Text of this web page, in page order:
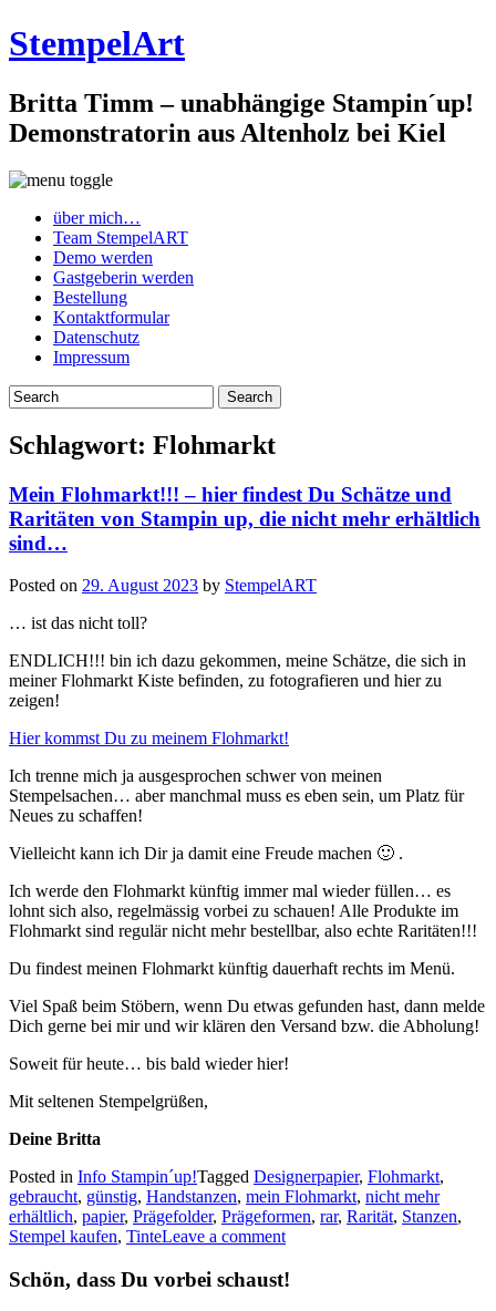
StempelArt
Britta Timm – unabhängige Stampin´up!
Demonstratorin aus Altenholz bei Kiel
über mich…
Team StempelART
Demo werden
Gastgeberin werden
Bestellung
Kontaktformular
Datenschutz
Impressum
Schlagwort: Flohmarkt
Mein Flohmarkt!!! – hier findest Du Schätze und
Raritäten von Stampin up, die nicht mehr erhältlich
sind…
Posted on 29. August 2023 by StempelART
… ist das nicht toll?
ENDLICH!!! bin ich dazu gekommen, meine Schätze, die sich in
meiner Flohmarkt Kiste befinden, zu fotografieren und hier zu
zeigen!
Hier kommst Du zu meinem Flohmarkt!
Ich trenne mich ja ausgesprochen schwer von meinen
Stempelsachen… aber manchmal muss es eben sein, um Platz für
Neues zu schaffen!
Vielleicht kann ich Dir ja damit eine Freude machen 🙂 .
Ich werde den Flohmarkt künftig immer mal wieder füllen… es
lohnt sich also, regelmässig vorbei zu schauen! Alle Produkte im
Flohmarkt sind regulär nicht mehr bestellbar, also echte Raritäten!!!
Du findest meinen Flohmarkt künftig dauerhaft rechts im Menü.
Viel Spaß beim Stöbern, wenn Du etwas gefunden hast, dann melde
Dich gerne bei mir und wir klären den Versand bzw. die Abholung!
Soweit für heute… bis bald wieder hier!
Mit seltenen Stempelgrüßen,
Deine Britta
Posted in Info Stampin´up!Tagged Designerpapier, Flohmarkt,
gebraucht, günstig, Handstanzen, mein Flohmarkt, nicht mehr
erhältlich, papier, Prägefolder, Prägeformen, rar, Rarität, Stanzen,
Stempel kaufen, TinteLeave a comment
Schön, dass Du vorbei schaust!